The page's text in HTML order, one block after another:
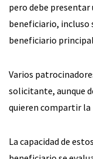
pero debe presentar
beneficiario, incluso
beneficiario
Varios
solicitante, aunque
quieren compartir la
La capacidad de